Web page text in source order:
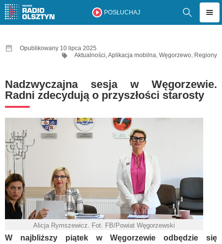
POSŁUCHAJ
Opublikowany 10 lipca 2025
Aktualności,Aplikacja mobilna, Węgorzewo, Regiony
Nadzwyczajna sesja w Węgorzewie.
Radni zdecydują o przyszłości starosty
Alicja Rymszewicz. Fot. FB/Powiat Węgorzewski
W najbliższy piątek w Węgorzewie odbędzie się